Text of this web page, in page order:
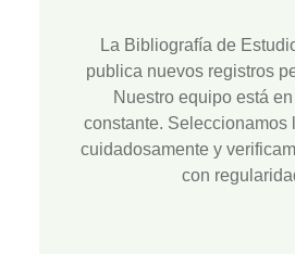
La Bibliografía de
publica nuevos registros
Nuestro equipo está
constante. Seleccionamos
cuidadosamente y
con